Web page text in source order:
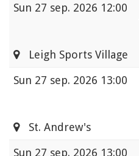
Sun 27 sep. 2026 12:00
Leigh Sports Village
Sun 27 sep. 2026 13:00
St. Andrew's
Sun 27 sep. 2026 13:00